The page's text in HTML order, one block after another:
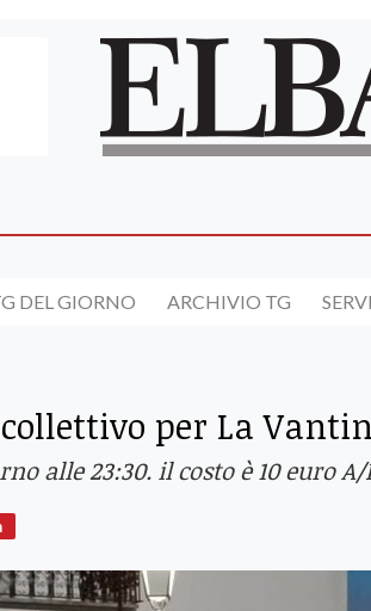
DEL GIORNO ARCHIVIO TG
per La
alle 23:30. il costo è 10 euro A/